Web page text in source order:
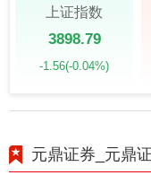
上证指数
3898.79
-1.56(-0.04%)
元鼎证券_元鼎